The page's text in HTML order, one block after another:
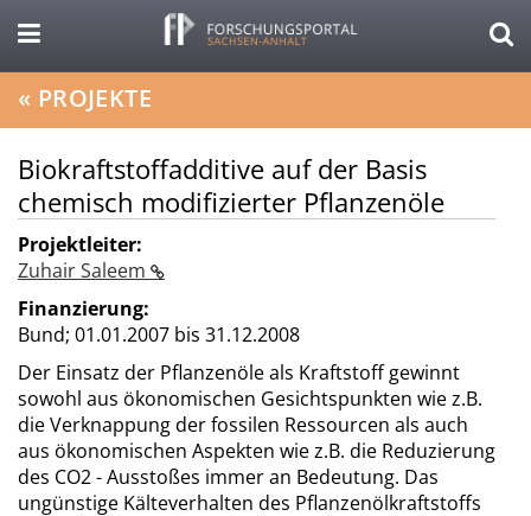
« PROJEKTE
Biokraftstoffadditive auf der Basis
chemisch modifizierter Pflanzenöle
Projektleiter:
Zuhair Saleem
Finanzierung:
Bund; 01.01.2007 bis 31.12.2008
Der Einsatz der Pflanzenöle als Kraftstoff gewinnt
sowohl aus ökonomischen Gesichtspunkten wie z.B.
die Verknappung der fossilen Ressourcen als auch
aus ökonomischen Aspekten wie z.B. die Reduzierung
des CO2 - Ausstoßes immer an Bedeutung. Das
ungünstige Kälteverhalten des Pflanzenölkraftstoffs